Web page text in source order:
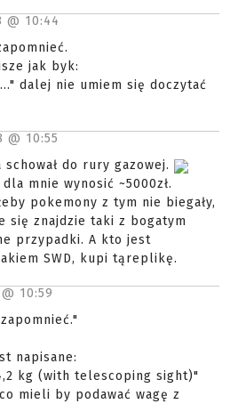
@ 10:44
jak byk:
dalej nie umiem się doczytać
@ 10:55
do rury gazowej.
mnie wynosić ~5000zł.
pokemony z tym nie biegały,
się znajdzie taki z bogatym
przypadki. A kto jest
SWD, kupi tąreplikę.
10:59
napisane:
kg (with telescoping sight)"
mieli by podawać wagę z